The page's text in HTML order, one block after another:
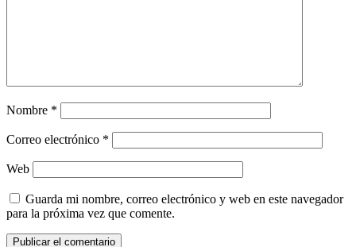
Nombre *
Correo electrónico *
Web
Guarda mi nombre, correo electrónico y web en este navegador
para la próxima vez que comente.